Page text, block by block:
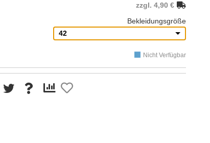
zzgl. 4,90 €
Bekleidungsgröße
42
Nicht Verfügbar